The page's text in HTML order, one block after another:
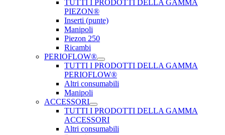
TUTTI I PRODOTTI DELLA GAMMA
PIEZON®
Inserti (punte)
Manipoli
Piezon 250
Ricambi
PERIOFLOW®
TUTTI I PRODOTTI DELLA GAMMA
PERIOFLOW®
Altri consumabili
Manipoli
ACCESSORI
TUTTI I PRODOTTI DELLA GAMMA
ACCESSORI
Altri consumabili